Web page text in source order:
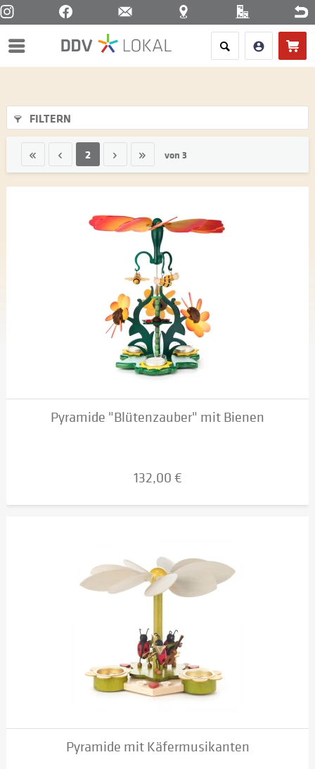
Menü
FILTERN
2 von 3
Pyramide "Blütenzauber" mit Bienen
132,00 €
Pyramide mit Käfermusikanten